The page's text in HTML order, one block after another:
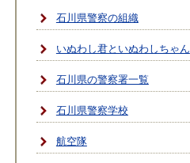
石川県警察の組織
いぬわし君といぬわしちゃん
石川県の警察署一覧
石川県警察学校
航空隊